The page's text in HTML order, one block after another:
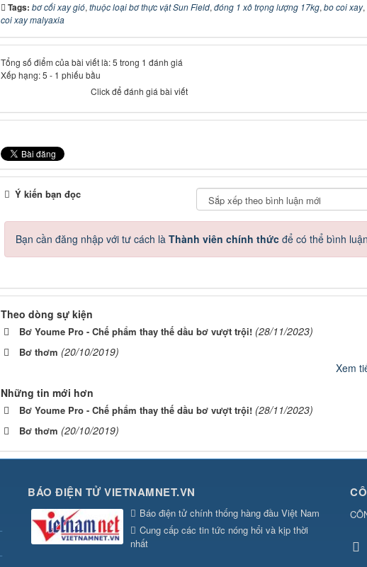
Tags: bơ cối xay gió, thuộc loại bơ thực vật Sun Field, đóng 1 xô trọng lượng 17kg, bo coi xay,
coi xay malyaxia
Tổng số điểm của bài viết là: 5 trong 1 đánh giá
Xếp hạng:5 - 1 phiếu bầu
Click để đánh giá bài viết
Ý kiến bạn đọc
Bạn cần đăng nhập với tư cách là Thành viên chính thứcđể có thể bình
Theo dòng sự kiện
Bơ Youme Pro - Chế phẩm thay thế dầu bơ vượt trội! (28/11/2023)
Bơ thơm (20/10/2019)
Xem
Những tin mới hơn
Bơ Youme Pro - Chế phẩm thay thế dầu bơ vượt trội! (28/11/2023)
Bơ thơm (20/10/2019)
BÁO ĐIỆN TỬ VIETNAMNET.VN
Báo điện tử chính thống hàng đầu Việt Nam
Cung cấp các tin tức nóng hổi và kịp thời
nhất